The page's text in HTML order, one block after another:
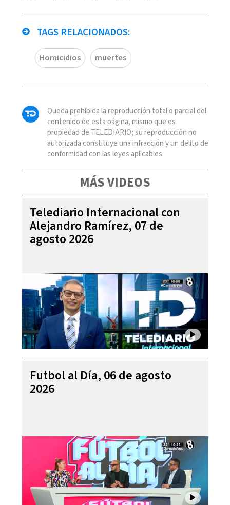
TAGS RELACIONADOS:
Homicidios muertes
Queda prohibida la reproducción total o parcial del
contenido de esta página, mismo que es
propiedad de TELEDIARIO; su reproducción no
autorizada constituye una infracción y un delito de
conformidad con las leyes aplicables.
MÁS VIDEOS
Telediario Internacional con
Alejandro Ramírez, 07 de
agosto 2026
Futbol al Día, 06 de agosto
2026